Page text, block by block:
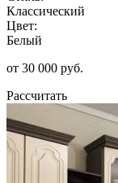
Классический
Цвет:
Белый
от 30 000 руб.
Рассчитать